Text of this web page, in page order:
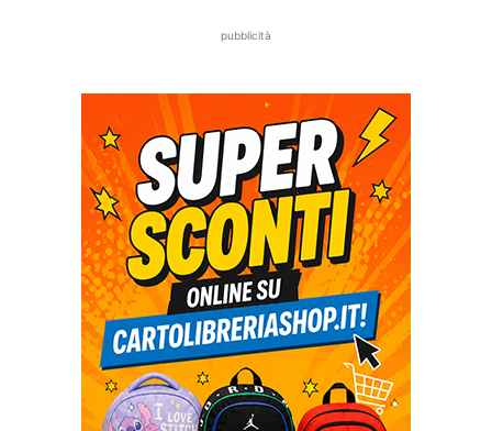
pubblicità